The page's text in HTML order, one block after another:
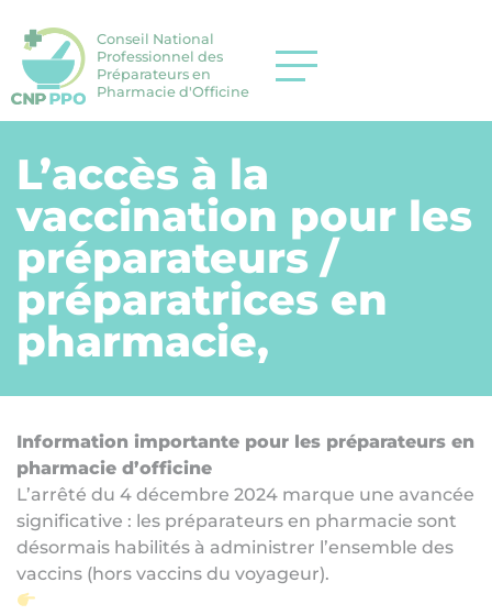
Conseil National
Professionnel des
Préparateurs en
Pharmacie d'Officine
L’accès à la
vaccination pour les
préparateurs /
préparatrices en
pharmacie,
Information importante pour les préparateurs en
pharmacie d’officine
L’arrêté du 4 décembre 2024 marque une avancée
significative : les préparateurs en pharmacie sont
désormais habilités à administrer l’ensemble des
vaccins (hors vaccins du voyageur).